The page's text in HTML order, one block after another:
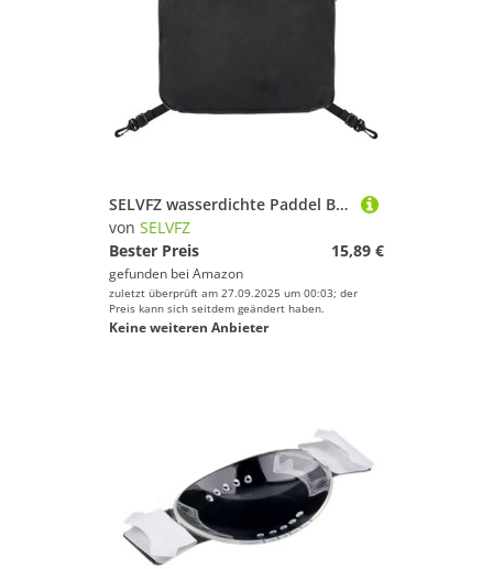
Zelte von SELVFZ
Helme von SELVFZ
Lampen von SELVFZ
Schlafsäcke von SELVFZ
Fitnesszubehör von SELVFZ
SELVFZ wasserdichte Paddel Brett Aufbewahrungstasche Haltbarkeit Oxfords Surfboard Aufbewahrungstasche Außenwassersportzubehör Haltbarkeit Paddel Board Accessoire Beutel
von SELVFZ
Bester Preis
15,89 €
gefunden bei Amazon
zuletzt überprüft am 27.09.2025 um 00:03; der
Preis kann sich seitdem geändert haben.
Keine weiteren Anbieter